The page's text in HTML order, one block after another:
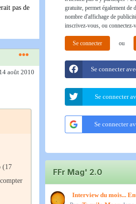
pas de
août 2010
(17
gratuite, permet également de
nombre d'affichage de
inscrivez-vous, ou connectez-
Se connecter ou
Se connecter
Se connecter
Se connecter
FFr Mag' 2.0
Interview du mois...